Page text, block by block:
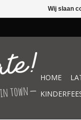
HOME
Wij slaan